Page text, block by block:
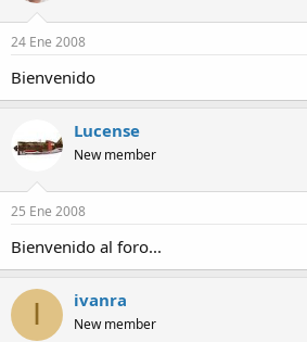
24 Ene 2008
Bienvenido
Lucense
New member
25 Ene 2008
Bienvenido al foro...
I ivanra
New member